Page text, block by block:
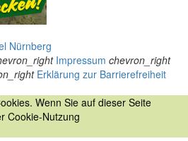
Nürnberg
Impressum chevron_right
Erklärung zur Barrierefreiheit
Wenn Sie auf dieser Seite
Cookie-Nutzung